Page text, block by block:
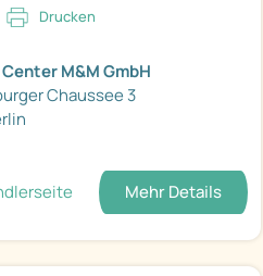
Drucken
M&M GmbH
Chaussee 3
Mehr Details